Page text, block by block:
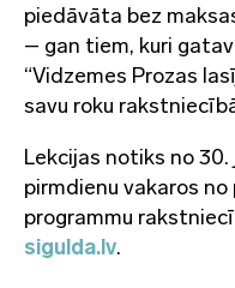
piedāvāta bez
– gan tiem, kuri
“Vidzemes Prozas
savu roku
Lekcijas notiks no 30.
pirmdienu vakaros
programmu
sigulda.lv.